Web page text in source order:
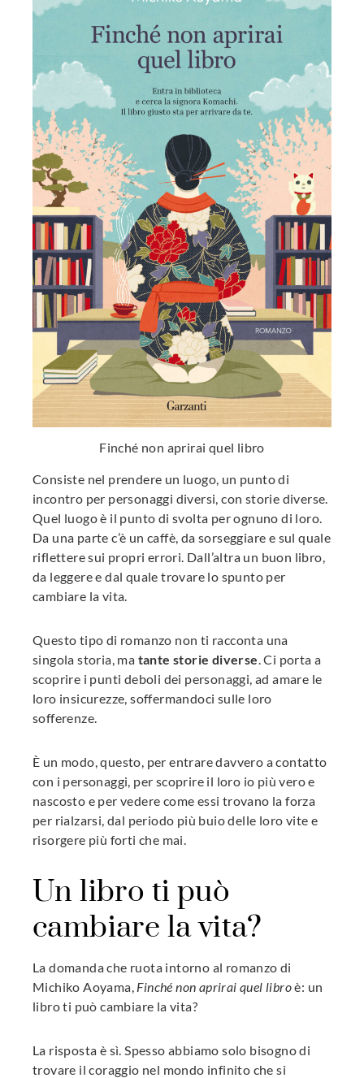
Finché non aprirai quel libro
Consiste nel prendere un luogo, un punto di
incontro per personaggi diversi, con storie diverse.
Quel luogo è il punto di svolta per ognuno di loro.
Da una parte c’è un caffè, da sorseggiare e sul quale
riflettere sui propri errori. Dall’altra un buon libro,
da leggere e dal quale trovare lo spunto per
cambiare la vita.
Questo tipo di romanzo non ti racconta una
singola storia, ma tante storie diverse . Ci porta a
scoprire i punti deboli dei personaggi, ad amare le
loro insicurezze, soffermandoci sulle loro
sofferenze.
È un modo, questo, per entrare davvero a contatto
con i personaggi, per scoprire il loro io più vero e
nascosto e per vedere come essi trovano la forza
per rialzarsi, dal periodo più buio delle loro vite e
risorgere più forti che mai.
Un libro ti può
cambiare la vita?
La domanda che ruota intorno al romanzo di
Michiko Aoyama, Finché non aprirai quel libroè: un
libro ti può cambiare la vita?
La risposta è sì. Spesso abbiamo solo bisogno di
trovare il coraggio nel mondo infinito che si